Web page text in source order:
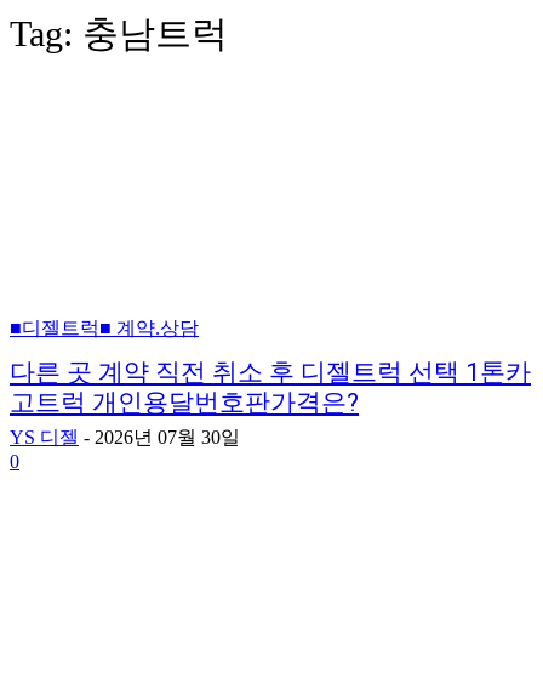
Tag: 충남트럭
■디젤트럭■ 계약.상담
다른 곳 계약 직전 취소 후 디젤트럭 선택 1톤카
고트럭 개인용달번호판가격은?
YS 디젤 - 2026년 07월 30일
0